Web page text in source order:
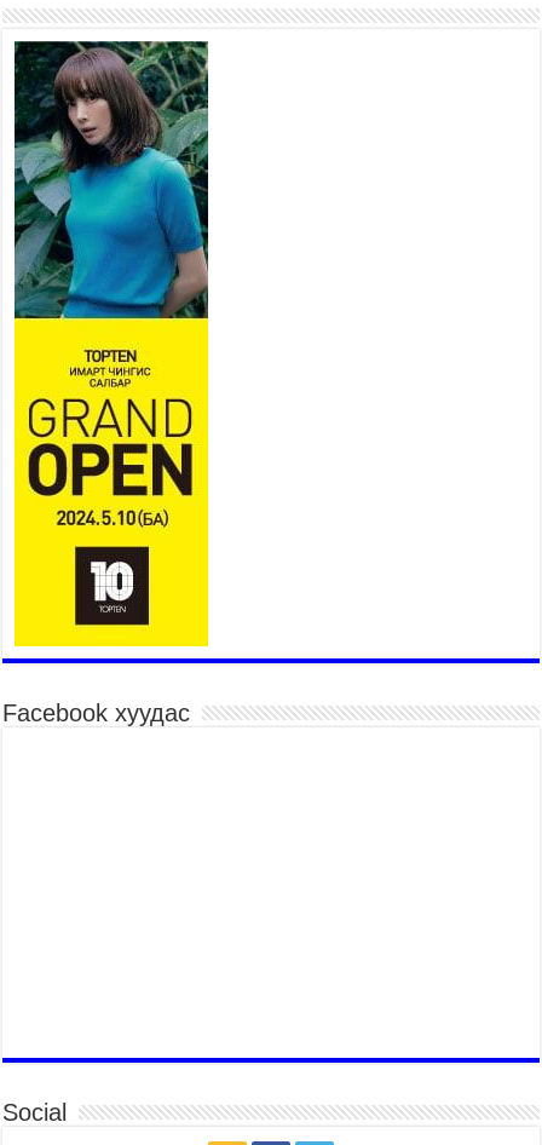
2026 оны 7 сар 21 / 16 цаг 47 минут
Тусгай замын автобус /BRT/
төслийн удирдах хорооны
ээлжит хуралдаан боллоо
2026 оны 7 сар 21 / 16 цаг 43 минут
Ерөнхий сайд Н.Учрал БНХАУ-аас Монгол Улсад
суугаа Элчин сайд Шэнь Миньжюанийг хүлээн
авч уулзав
2026 оны 7 сар 21 / 16 цаг 39 минут
БҮГД НАЙРАМДАХ ТАЖИКИСТАН УЛСТАЙ
ЭДИЙН ЗАСГИЙН ХАМТЫН АЖИЛЛАГААГ
ӨРГӨЖҮҮЛНЭ
2026 оны 7 сар 21 / 16 цаг 34 минут
26,992 суралцагч хотхоны бага сургуульд, 8100
суралцагч төрөлжсөн ахлах сургуульд
суралцана
2026 оны 7 сар 21 / 13 цаг 43 минут
COP17 хурлын үеэрх замын хөдөлгөөн, нийтийн
тээврийн зохицуулалт, сургууль, цэцэрлэг, зах,
иргэдэд мэдээлэхийг үүрэг болголоо
2026 оны 7 сар 21 / 11 цаг 59 минут
Гэр бүлийн хэрэг шүүхэд хянан шийдвэрлэх
тухай хуулиар хүүхдийн дээд ашиг сонирхлыг
нэн тэргүүнд хангахыг баталгаажууллаа
Б.Пүрэвдагва: “Туул-1” коллекторыг ашиглалтад
ажил инженерийн хангамжийн байгууллагуудын
уялдаа холбоогүйгээс саатах ёсгүй
Facebook хуудас
Social